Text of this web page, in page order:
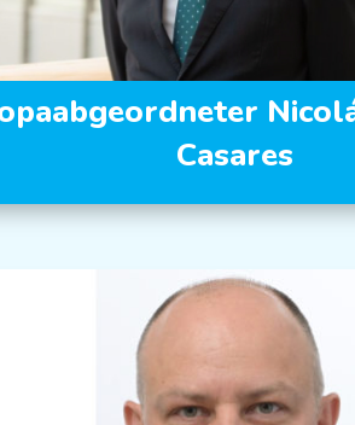
Casares